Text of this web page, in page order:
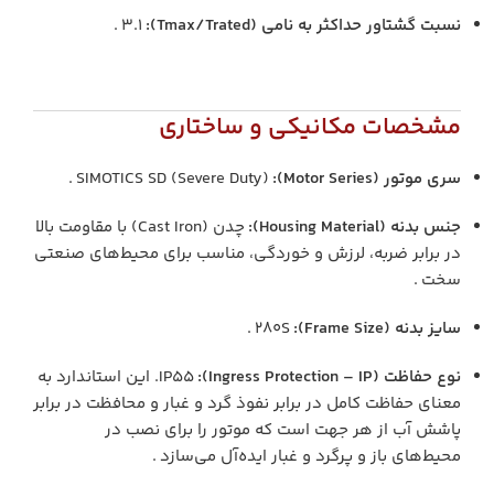
نسبت گشتاور حداکثر به نامی (Tmax/Trated):
مشخصات مکانیکی و ساختاری
سری موتور (Motor Series):
جنس بدنه (Housing Material):
چدن (Cast Iron) با مقاومت بالا
در برابر ضربه، لرزش و خوردگی، مناسب برای محیط‌های صنعتی
سخت .
سایز بدنه (Frame Size):
نوع حفاظت (Ingress Protection – IP):
IP55. این استاندارد به
معنای حفاظت کامل در برابر نفوذ گرد و غبار و محافظت در برابر
پاشش آب از هر جهت است که موتور را برای نصب در
محیط‌های باز و پرگرد و غبار ایده‌آل می‌سازد .